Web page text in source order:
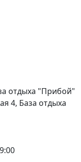
отдыха "Прибой"
4, База отдыха